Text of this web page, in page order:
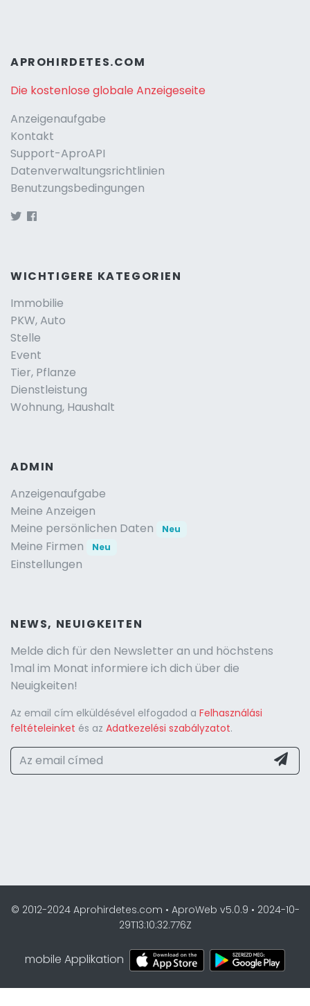
APROHIRDETES.COM
Die kostenlose globale Anzeigeseite
Anzeigenaufgabe
Kontakt
Support-AproAPI
Datenverwaltungsrichtlinien
Benutzungsbedingungen
WICHTIGERE KATEGORIEN
Immobilie
PKW, Auto
Stelle
Event
Tier, Pflanze
Dienstleistung
Wohnung, Haushalt
ADMIN
Anzeigenaufgabe
Meine Anzeigen
Meine persönlichen Daten
Neu
Meine Firmen Neu
Einstellungen
NEWS, NEUIGKEITEN
Melde dich für den Newsletter an und höchstens
1mal im Monat informiere ich dich über die
Neuigkeiten!
Az email cím elküldésével elfogadod a Felhasználási
feltételeinket és az Adatkezelési szabályzatot.
© 2012-2024 Aprohirdetes.com • AproWeb v5.0.9 • 2024-10-
29T13:10:32.776Z
mobile Applikation